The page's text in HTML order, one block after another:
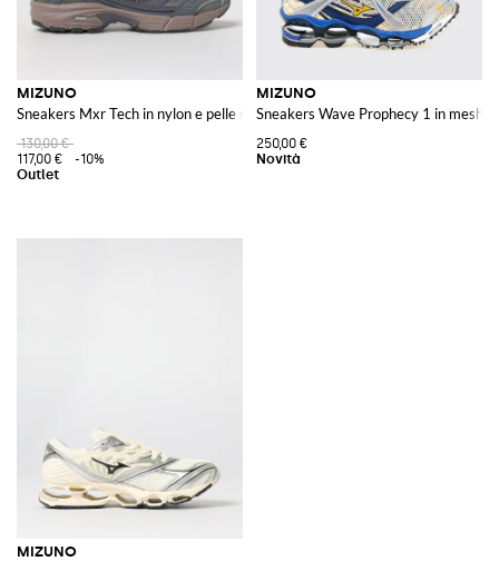
MIZUNO
Sneakers Mxr Tech in nylon e pelle sintetica
130,00 €
117,00 €
-10%
MIZUNO
Sneakers Wave Prophecy 1 in mesh
250,00 €
MIZUNO